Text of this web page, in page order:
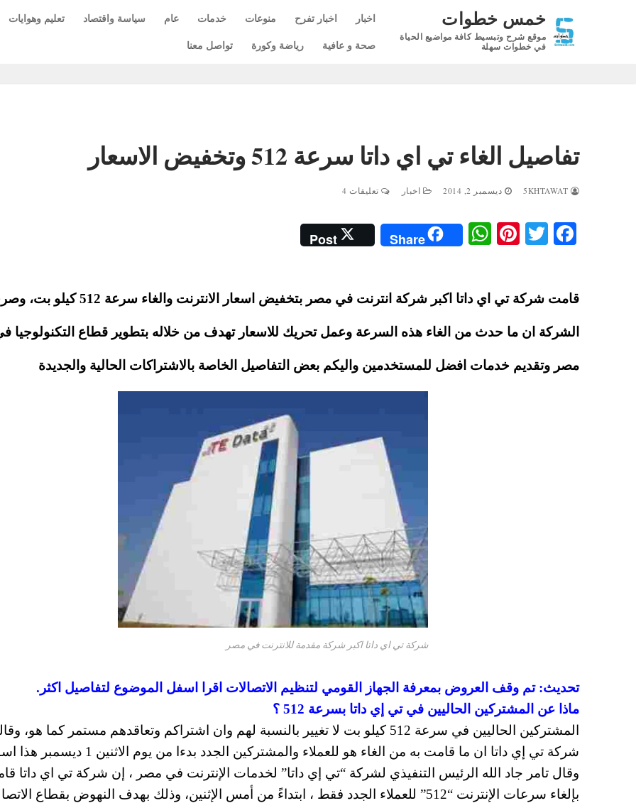
خمس خطوات
موقع شرح وتبسيط كافة مواضيع الحياة
في خطوات سهلة
اخبار اخبار تفرح منوعات خدمات عام سياسة واقتصاد تعليم وهوايات
صحة و عافية
رياضة وكورة تواصل معنا
تفاصيل الغاء تي اي داتا سرعة 512 وتخفيض الاسعار
ديسمبر 2, 2014 اخبار تعليقات 4
Fa
ok
T
r
Pi
es
t
W
ha
A
pp
Share
Post
قامت شركة تي اي داتا اكبر شركة انترنت في مصر بتخفيض اسعار الانترنت والغاء
الشركة ان ما حدث من الغاء هذه السرعة وعمل تحريك للاسعار تهدف من خلاله بتطوير قطاع التكنولوجيا
مصر وتقديم خدمات افضل للمستخدمين واليكم بعض التفاصيل الخاصة بالاشتراكات الحالية والجديدة
شركة تي اي داتا اكبر شركة مقدمة للانترنت في مصر
تحديث: تم وقف العروض بمعرفة الجهاز القومي لتنظيم الاتصالات اقرا اسفل الموضوع لتفاصيل اكثر.
ماذا عن المشتركين الحاليين في تي إي داتا بسرعة 512 ؟
المشتركين الحاليين في سرعة 512 كيلو بت لا تغيير بالنسبة لهم وان اشتراكم وتعاقدهم مستمر كما هو،
شركة تي إي داتا ان ما قامت به من الغاء هو للعملاء والمشتركين الجدد بدءا من يوم
وقال تامر جاد الله الرئيس التنفيذي لشركة “تي إي داتا” لخدمات الإنترنت في مصر ، إن شركة تي اي داتا
بإلغاء سرعات الإنترنت “512” للعملاء الجدد فقط ، ابتداءً من أمس الإثنين، وذلك بهدف النهوض بقطاع